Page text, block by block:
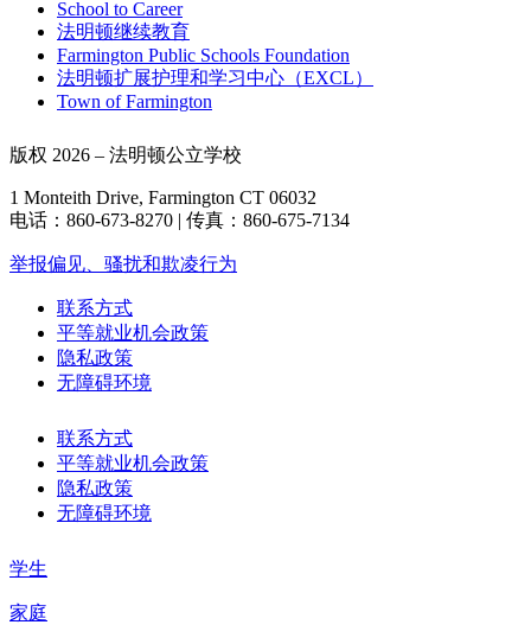
School to Career
法明顿继续教育
Farmington Public Schools Foundation
法明顿扩展护理和学习中心（EXCL）
Town of Farmington
版权 2026 – 法明顿公立学校
1 Monteith Drive, Farmington CT 06032
电话：860-673-8270 | 传真：860-675-7134
举报偏见、骚扰和欺凌行为
联系方式
平等就业机会政策
隐私政策
无障碍环境
联系方式
平等就业机会政策
隐私政策
无障碍环境
学生
家庭